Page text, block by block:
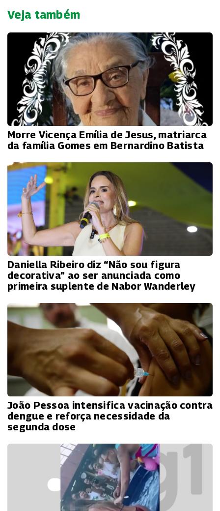
Veja também
Morre Vicença Emília de Jesus, matriarca
da família Gomes em Bernardino Batista
Daniella Ribeiro diz “Não sou figura
decorativa” ao ser anunciada como
primeira suplente de Nabor Wanderley
João Pessoa intensifica vacinação contra
dengue e reforça necessidade da
segunda dose